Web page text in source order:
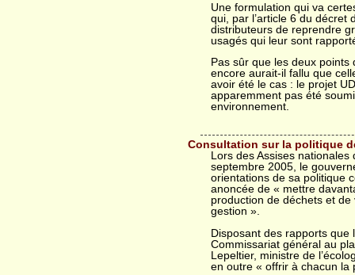
Une formulation qui va
qui, par l’article 6 du décret
distributeurs de reprendre
usagés qui leur sont
Pas sûr que les deux points
encore aurait-il fallu que
avoir été le cas : le projet
apparemment pas été
environnement.
Consultation sur la politique
Lors des Assises
septembre 2005, le
orientations de sa politique
anoncée de « mettre
production de déchets et
gestion ».
Disposant des rapports que
Commissariat général au
Lepeltier, ministre de
en outre « offrir à chacun la